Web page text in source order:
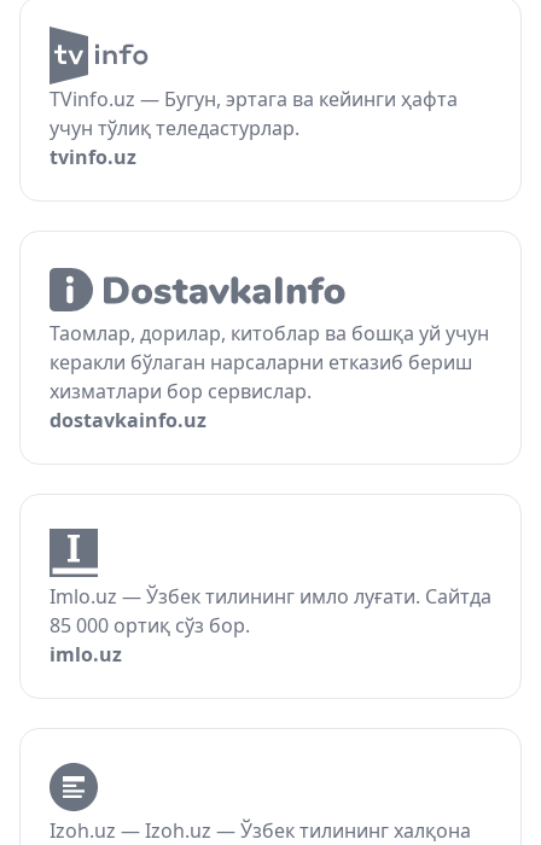
TVinfo.uz — Бугун, эртага ва кейинги ҳафта
учун тўлиқ теледастурлар.
tvinfo.uz
Таомлар, дорилар, китоблар ва бошқа уй учун
керакли бўлаган нарсаларни етказиб бериш
хизматлари бор сервислар.
dostavkainfo.uz
Imlo.uz — Ўзбек тилининг имло луғати. Сайтда
85 000 ортиқ сўз бор.
imlo.uz
Izoh.uz — Izoh.uz — Ўзбек тилининг халқона